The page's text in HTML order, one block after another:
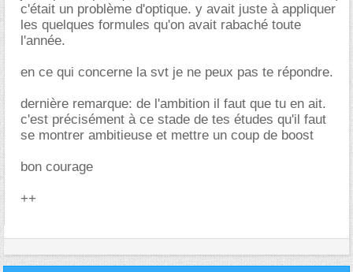
c'était un problème d'optique. y avait juste à appliquer
les quelques formules qu'on avait rabaché toute
l'année.
en ce qui concerne la svt je ne peux pas te répondre.
dernière remarque: de l'ambition il faut que tu en ait.
c'est précisément à ce stade de tes études qu'il faut
se montrer ambitieuse et mettre un coup de boost
bon courage
++